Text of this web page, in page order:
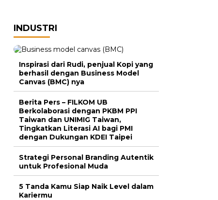
INDUSTRI
Inspirasi dari Rudi, penjual Kopi yang
berhasil dengan Business Model
Canvas (BMC) nya
Berita Pers – FILKOM UB
Berkolaborasi dengan PKBM PPI
Taiwan dan UNIMIG Taiwan,
Tingkatkan Literasi AI bagi PMI
dengan Dukungan KDEI Taipei
Strategi Personal Branding Autentik
untuk Profesional Muda
5 Tanda Kamu Siap Naik Level dalam
Kariermu